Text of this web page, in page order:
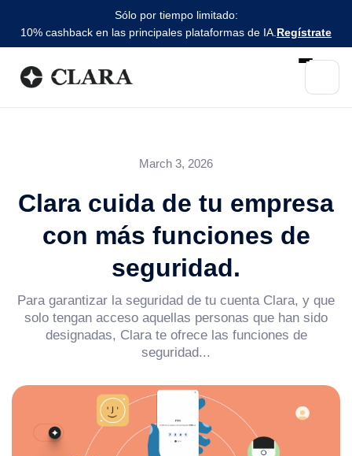
Sólo por tiempo limitado:
10% cashback en las principales plataformas de IA. Regístrate
March 3, 2026
Clara cuida de tu empresa
con más funciones de
seguridad.
Para garantizar la seguridad de tu cuenta Clara, y que
solo tengan acceso aquellas personas que han sido
designadas, Clara te ofrece las funciones de
seguridad...